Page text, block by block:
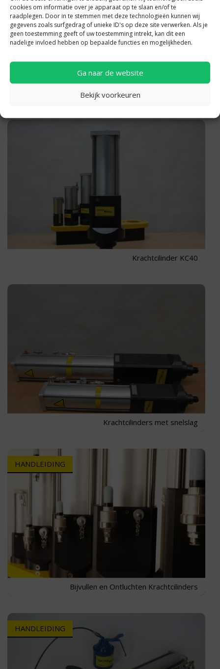
cookies om informatie over je apparaat op te slaan en/of te
raadplegen. Door in te stemmen met deze technologieën kunnen wij
gegevens zoals surfgedrag of unieke ID's op deze site verwerken. Als je
geen toestemming geeft of uw toestemming intrekt, kan dit een
nadelige invloed hebben op bepaalde functies en mogelijkheden.
Ga naar de website
Bekijk voorkeurenKrachtcilinder KC20
Krachtcilinder KC40
Krachtcilinders met snelslag
HANDLEIDING
Bijvullen en Ontluchten Krachtcilinders
HANDLEIDING